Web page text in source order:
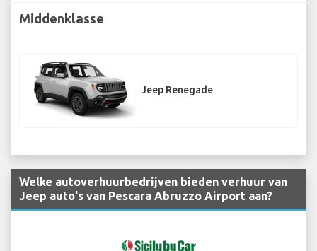
Middenklasse
Jeep Renegade
Welke autoverhuurbedrijven bieden verhuur van
Jeep auto's van Pescara Abruzzo Airport aan?